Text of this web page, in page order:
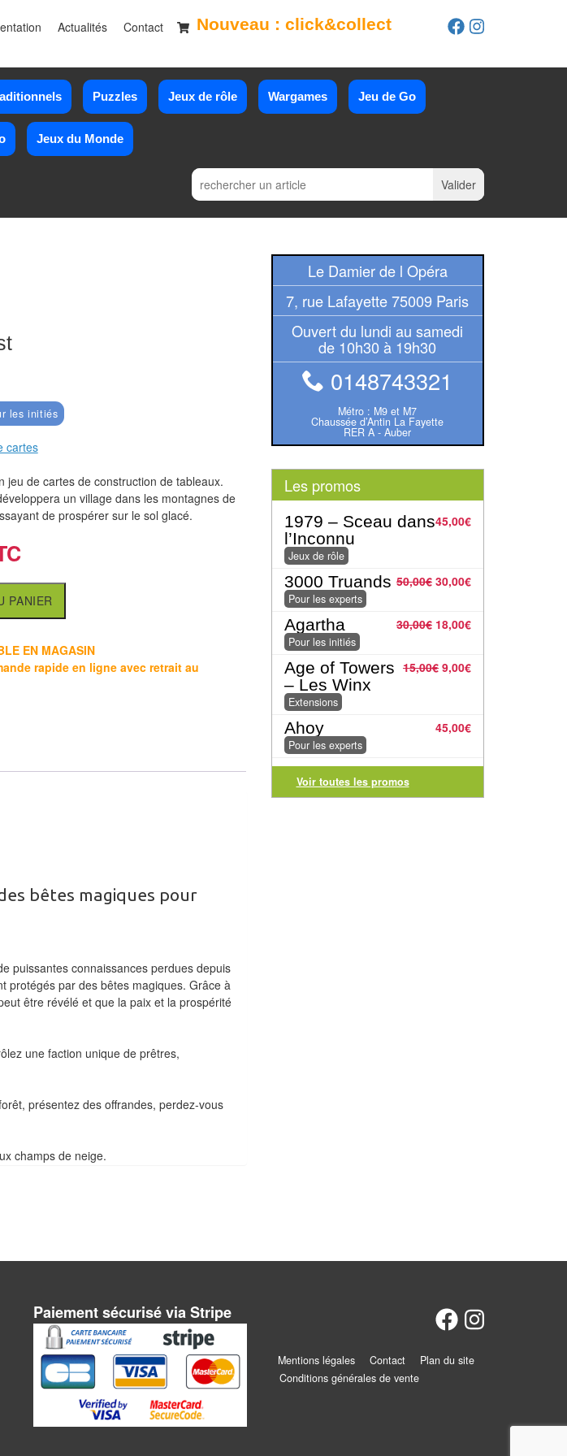
Actualités Contact Nouveau : click&collect
Puzzles Jeux de rôle Wargames Jeu de Go
Jeux du Monde
les initiés
cartes
jeu de cartes de construction de tableaux.
un village dans les montagnes de
de prospérer sur le sol glacé.
PANIER
EN MAGASIN
rapide en ligne avec retrait au
bêtes magiques pour
puissantes connaissances perdues depuis
protégés par des bêtes magiques. Grâce à
être révélé et que la paix et la prospérité
une faction unique de prêtres,
présentez des offrandes, perdez-vous
champs de neige.
Le Damier de l Opéra
7, rue Lafayette 75009 Paris
Ouvert du lundi au samedi
de 10h30 à 19h30
0148743321
Métro : M9 et M7
Chaussée d’Antin La Fayette
RER A - Auber
Les promos
45,00€
1979 – Sceau dans
l’Inconnu
Jeux de rôle
50,00€ 30,00€
3000 Truands
Pour les experts
30,00€ 18,00€
Agartha
Pour les initiés
15,00€ 9,00€
Age of Towers
– Les Winx
Extensions
45,00€
Ahoy
Pour les experts
Voir toutes les promos
Paiement sécurisé via Stripe
Mentions légales Contact
Plan du site
Conditions générales de vente